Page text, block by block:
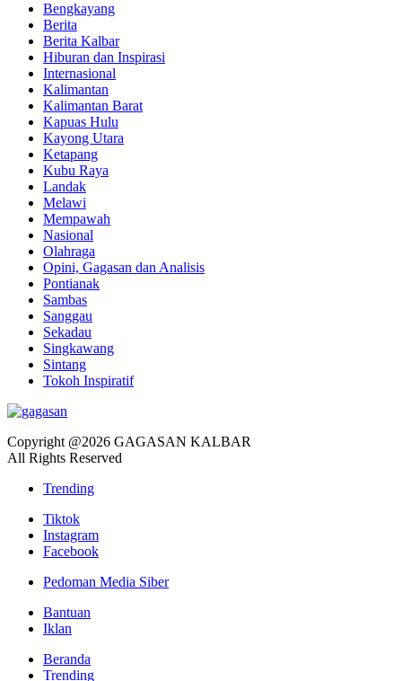
Bengkayang
Berita
Berita Kalbar
Hiburan dan Inspirasi
Internasional
Kalimantan
Kalimantan Barat
Kapuas Hulu
Kayong Utara
Ketapang
Kubu Raya
Landak
Melawi
Mempawah
Nasional
Olahraga
Opini, Gagasan dan Analisis
Pontianak
Sambas
Sanggau
Sekadau
Singkawang
Sintang
Tokoh Inspiratif
Copyright @2026 GAGASAN KALBAR
All Rights Reserved
Trending
Tiktok
Instagram
Facebook
Pedoman Media Siber
Bantuan
Iklan
Beranda
Trending